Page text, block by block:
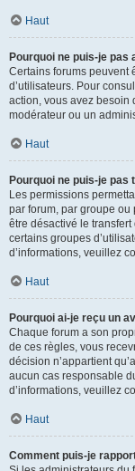
Haut
Pourquoi ne puis-je pas
Certains forums peuvent
d’utilisateurs. Pour
action, vous avez besoin
modérateur ou un
Haut
Pourquoi ne puis-je
Les permissions
par forum, par groupe ou
être désactivé le
certains groupes
d’informations, veuillez
Haut
Pourquoi ai-je reçu un
Chaque forum a son
de ces règles, vous
décision n’appartient
aucun cas responsable
d’informations, veuillez
Haut
Comment puis-je